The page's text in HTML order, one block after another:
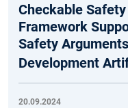
Checkable
Framework
Safety
Development
20.09.2024